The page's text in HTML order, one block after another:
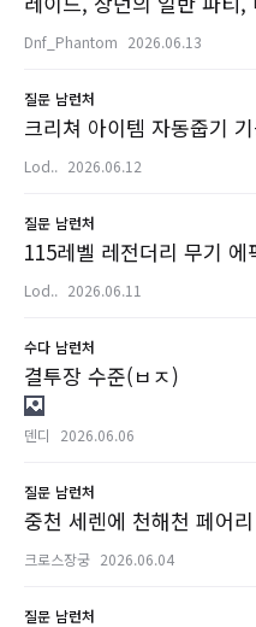
Dnf_Phantom 2026.06.13
질문 남런처
크리쳐 아이템 자동줍기
Lod.. 2026.06.12
질문 남런처
115레벨 레전더리 무기
Lod.. 2026.06.11
수다 남런처
결투장 수준(ㅂㅈ)
덴디 2026.06.06
질문 남런처
중천 세렌에 천해천 페어리
크로스장궁 2026.06.04
질문 남런처